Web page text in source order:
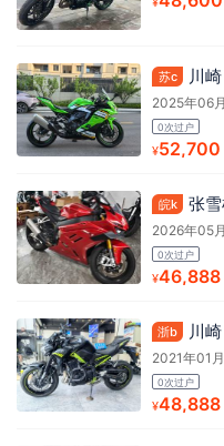
苏c 川
2025年06
0次过户
¥52,700
皖k 张
2026年05
0次过户
¥46,888
浙b 川
2021年01
0次过户
¥48,888